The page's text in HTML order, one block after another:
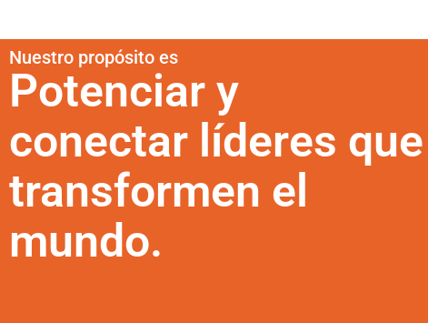
Nuestro propósito es
Potenciar y
conectar líderes que
transformen el
mundo.